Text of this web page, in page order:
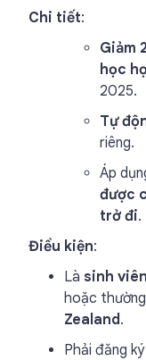
Chi tiết:
Giảm
học
2025.
Tự
riêng.
Áp
được
trở đi.
Điều kiện:
Là sinh
hoặc
Zealand.
Phải đăng